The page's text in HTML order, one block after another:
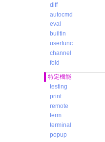
diff
autocmd
eval
builtin
userfunc
channel
fold
特定機能
testing
print
remote
term
terminal
popup